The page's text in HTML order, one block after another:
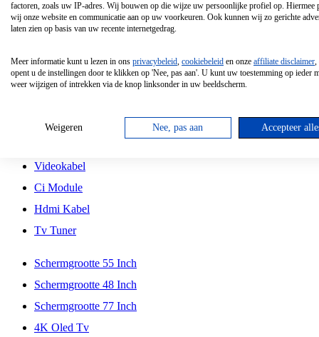
Schermgrootte 98 Inch
Tcl
Hd Led Tv
Antennekabel
Videokabel
Ci Module
Hdmi Kabel
Tv Tuner
Schermgrootte 55 Inch
Schermgrootte 48 Inch
Schermgrootte 77 Inch
4K Oled Tv
factoren, zoals uw IP-adres. Wij bouwen op die wijze uw persoonlijke profiel op. Hiermee
wij onze website en communicatie aan op uw voorkeuren. Ook kunnen wij zo gerichte
laten zien op basis van uw recente internetgedrag.
Meer informatie kunt u lezen in ons privacybeleid, cookiebeleid en onze affiliate disclaimer,
opent u de instellingen door te klikken op 'Nee, pas aan'. U kunt uw toestemming op ieder
weer wijzigen of intrekken via de knop linksonder in uw beeldscherm.
Weigeren Nee, pas aan Accepteer